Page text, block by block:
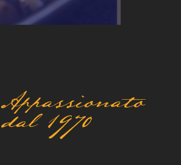
Appassionato
dal 1970